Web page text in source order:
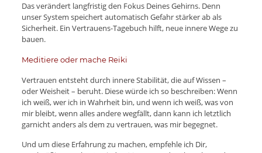
Das verändert langfristig den Fokus Deines Gehirns. Denn
unser System speichert automatisch Gefahr stärker ab als
Sicherheit. Ein Vertrauens-Tagebuch hilft, neue innere Wege zu
bauen.
Meditiere oder mache Reiki
Vertrauen entsteht durch innere Stabilität, die auf Wissen –
oder Weisheit – beruht. Diese würde ich so beschreiben: Wenn
ich weiß, wer ich in Wahrheit bin, und wenn ich weiß, was von
mir bleibt, wenn alles andere wegfällt, dann kann ich letztlich
garnicht anders als dem zu vertrauen, was mir begegnet.
Und um diese Erfahrung zu machen, empfehle ich Dir,